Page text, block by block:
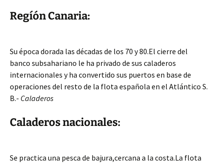
Regíón Canaria:
Su época dorada las décadas de los 70 y 80.El cierre del
banco subsahariano le ha privado de sus caladeros
internacionales y ha convertido sus puertos en base de
operaciones del resto de la flota española en el Atlántico S.
B.- Caladeros
Caladeros nacionales:
Se practica una pesca de bajura,cercana a la costa.La flota